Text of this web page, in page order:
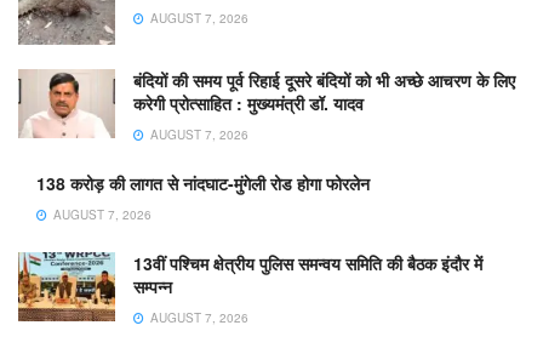
AUGUST 7, 2026
बंदियों की समय पूर्व रिहाई दूसरे बंदियों को भी अच्छे आचरण के लिए
करेगी प्रोत्साहित : मुख्यमंत्री डॉ. यादव
AUGUST 7, 2026
138 करोड़ की लागत से नांदघाट-मुंगेली रोड होगा फोरलेन
AUGUST 7, 2026
13वीं पश्चिम क्षेत्रीय पुलिस समन्वय समिति की बैठक इंदौर में
सम्पन्न
AUGUST 7, 2026